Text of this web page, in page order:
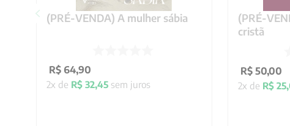
(PRÉ-VENDA) A mulher sábia
R$ 64,90
2x de R$ 32,45sem juros
(PRÉ-
cristã
R$ 50,00
2x de R$ 25,